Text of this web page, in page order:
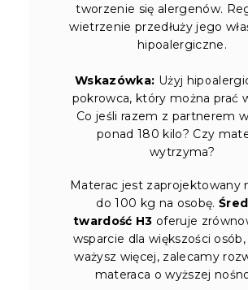
tworzenie się alergenów.
wietrzenie przedłuży jego
hipoalergiczne.
Wskazówka: Użyj
pokrowca, który można prać
Co jeśli razem z partnerem
ponad 180 kilo? Czy
wytrzyma?
Materac jest zaprojektowany
do 100 kg na osobę.
twardość H3 oferuje
wsparcie dla większości osób,
ważysz więcej, zalecamy
materaca o wyższej